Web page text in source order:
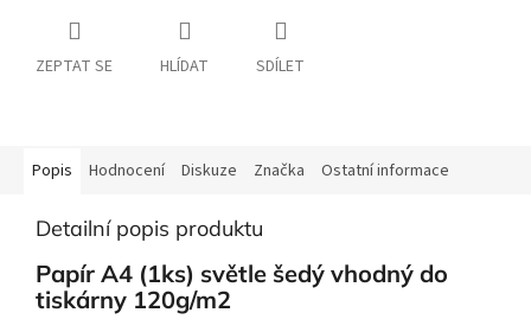
ZEPTAT SE HLÍDAT SDÍLET
Popis Hodnocení Diskuze Značka Ostatní informace
Detailní popis produktu
Papír A4 (1ks) světle šedý vhodný do
tiskárny 120g/m2